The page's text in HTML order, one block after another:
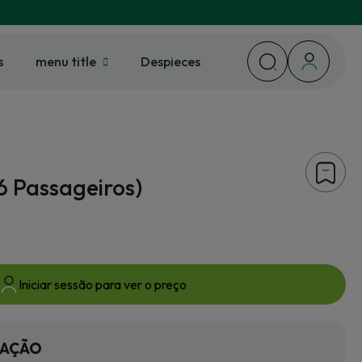
menu title Despieces
Passageiros)
Iniciar sessão para ver o preço